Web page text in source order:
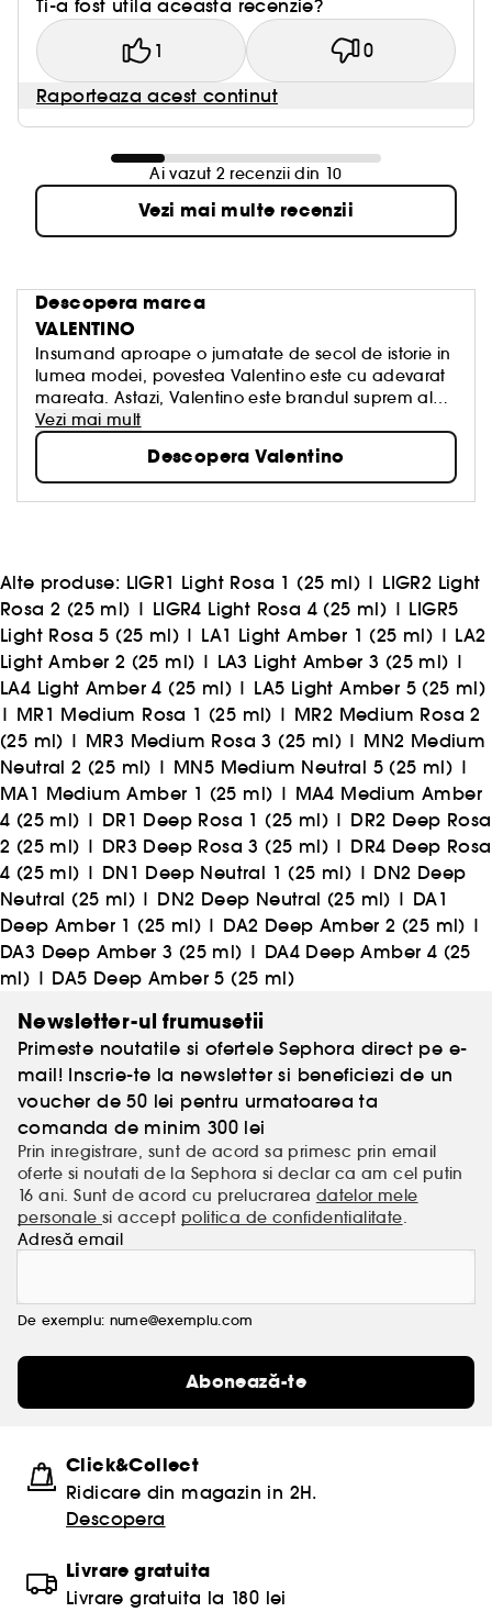
Ti-a fost utila aceasta recenzie?
1 0
Raporteaza acest continut
Ai vazut 2 recenzii din 10
Vezi mai multe recenzii
Descopera marca
VALENTINO
Insumand aproape o jumatate de secol de istorie in
lumea modei, povestea Valentino este cu adevarat
mareata. Astazi, Valentino este brandul suprem al
haute couture-ului italian si exprima esenta
elegantei si a stralucirii italiene. Denumit "ultimul
imparat al modei", Valentino si-a lasat amprenta pe
aproape jumatate de secol de moda, impunandu-si
viziunea asupra stralucirii italiene.
Vezi mai mult
Descopera Valentino
Alte produse: LIGR1 Light Rosa 1 (25 ml) | LIGR2 Light
Rosa 2 (25 ml) | LIGR4 Light Rosa 4 (25 ml) | LIGR5
Light Rosa 5 (25 ml) | LA1 Light Amber 1 (25 ml) | LA2
Light Amber 2 (25 ml) | LA3 Light Amber 3 (25 ml) |
LA4 Light Amber 4 (25 ml) | LA5 Light Amber 5 (25 ml)
| MR1 Medium Rosa 1 (25 ml) | MR2 Medium Rosa 2
(25 ml) | MR3 Medium Rosa 3 (25 ml) | MN2 Medium
Neutral 2 (25 ml) | MN5 Medium Neutral 5 (25 ml) |
MA1 Medium Amber 1 (25 ml) | MA4 Medium Amber
4 (25 ml) | DR1 Deep Rosa 1 (25 ml) | DR2 Deep Rosa
2 (25 ml) | DR3 Deep Rosa 3 (25 ml) | DR4 Deep Rosa
4 (25 ml) | DN1 Deep Neutral 1 (25 ml) | DN2 Deep
Neutral (25 ml) | DN2 Deep Neutral (25 ml) | DA1
Deep Amber 1 (25 ml) | DA2 Deep Amber 2 (25 ml) |
DA3 Deep Amber 3 (25 ml) | DA4 Deep Amber 4 (25
ml) | DA5 Deep Amber 5 (25 ml)
Newsletter-ul frumusetii
Primeste noutatile si ofertele Sephora direct pe e-
mail! Inscrie-te la newsletter si beneficiezi de un
voucher de 50 lei pentru urmatoarea ta
comanda de minim 300 lei
Prin inregistrare, sunt de acord sa primesc prin email
oferte si noutati de la Sephora si declar ca am cel putin
16 ani. Sunt de acord cu prelucrarea datelor mele
personalesi accept politica de confidentialitate.
Adresă email
De exemplu: nume@exemplu.com
Abonează-te
Click&Collect
Ridicare din magazin in 2H.
Descopera
Livrare gratuita
Livrare gratuita la 180 lei